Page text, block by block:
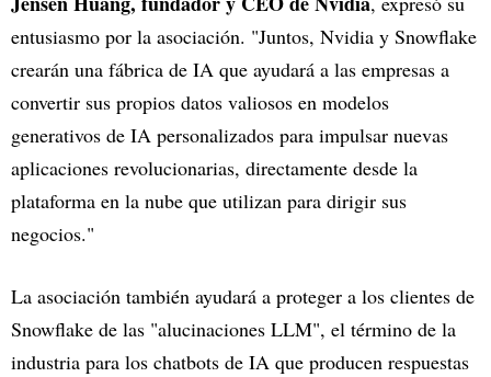
entusiasmo por la asociación. "Juntos, Nvidia y Snowflake
crearán una fábrica de IA que ayudará a las empresas a
convertir sus propios datos valiosos en modelos
generativos de IA personalizados para impulsar nuevas
aplicaciones revolucionarias, directamente desde la
plataforma en la nube que utilizan para dirigir sus
negocios."
La asociación también ayudará a proteger a los clientes de
Snowflake de las "alucinaciones LLM", el término de la
industria para los chatbots de IA que producen respuestas